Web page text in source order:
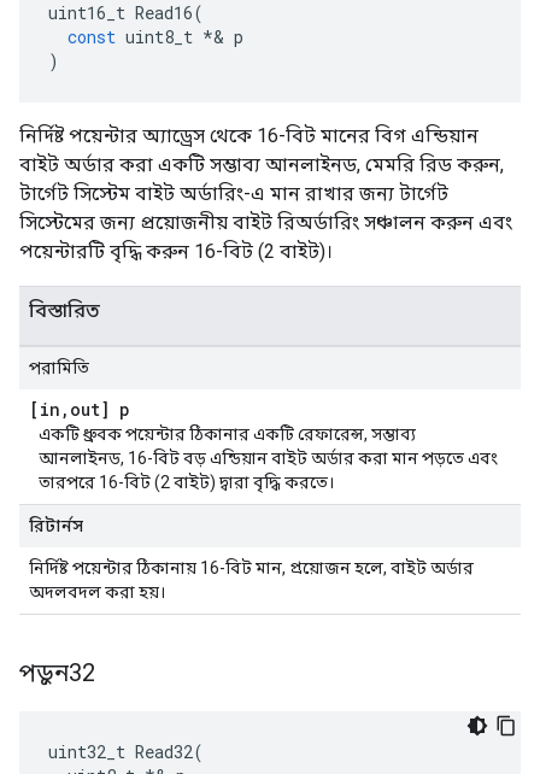
uint16_t Read16(
const uint8_t *& p
)
নির্দিষ্ট পয়েন্টার অ্যাড্রেস থেকে 16-বিট মানের বিগ এন্ডিয়ান
বাইট অর্ডার করা একটি সম্ভাব্য আনলাইনড, মেমরি রিড করুন,
টার্গেট সিস্টেম বাইট অর্ডারিং-এ মান রাখার জন্য টার্গেট
সিস্টেমের জন্য প্রয়োজনীয় বাইট রিঅর্ডারিং সঞ্চালন করুন এবং
পয়েন্টারটি বৃদ্ধি করুন 16-বিট (2 বাইট)।
বিস্তারিত
পরামিতি
[in , out] p
একটি ধ্রুবক পয়েন্টার ঠিকানার একটি রেফারেন্স, সম্ভাব্য
আনলাইনড, 16-বিট বড় এন্ডিয়ান বাইট অর্ডার করা মান পড়তে এবং
তারপরে 16-বিট (2 বাইট) দ্বারা বৃদ্ধি করতে।
রিটার্নস
নির্দিষ্ট পয়েন্টার ঠিকানায় 16-বিট মান, প্রয়োজন হলে, বাইট অর্ডার
অদলবদল করা হয়।
পড়ুন32
uint32_t Read32(